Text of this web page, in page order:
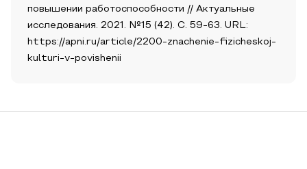
повышении работоспособности // Актуальные
исследования. 2021. №15 (42). С. 59-63. URL:
https://apni.ru/article/2200-znachenie-fizicheskoj-
kulturi-v-povishenii